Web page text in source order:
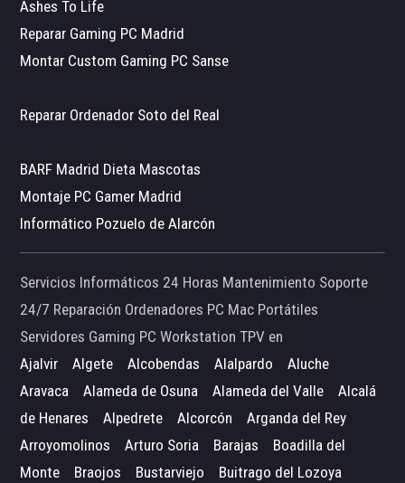
Ashes To Life
Reparar Gaming PC Madrid
Montar Custom Gaming PC Sanse
Reparar Ordenador Soto del Real
BARF Madrid Dieta Mascotas
Montaje PC Gamer Madrid
Informático Pozuelo de Alarcón
Servicios Informáticos 24 Horas Mantenimiento Soporte
24/7 Reparación Ordenadores PC Mac Portátiles
Servidores Gaming PC Workstation TPV en
Ajalvir
Algete Alcobendas Alalpardo
Aluche
Aravaca
Alameda de Osuna Alameda del Valle
Alcalá
de Henares
Alpedrete Alcorcón
Arganda del Rey
Arroyomolinos
Arturo Soria Barajas
Boadilla del
Monte
Braojos Bustarviejo
Buitrago del Lozoya